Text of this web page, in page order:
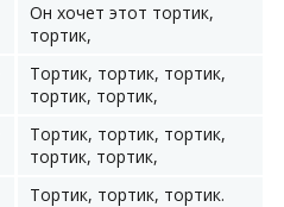
Он хочет этот тортик,
тортик,
Тортик, тортик, тортик,
тортик, тортик,
Тортик, тортик, тортик,
тортик, тортик,
Тортик, тортик, тортик.